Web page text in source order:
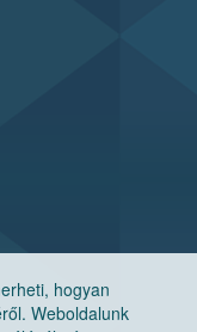
hogyan
Weboldalunk